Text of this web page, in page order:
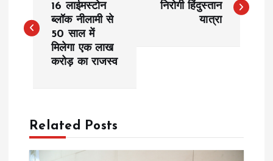
s
a
16 लाईमस्टोन
ब्लॉक नीलामी से
50 साल में
मिलेगा एक लाख
करोड़ का राजस्व
निरोगी हिंदुस्तान
यात्रा
Related Posts